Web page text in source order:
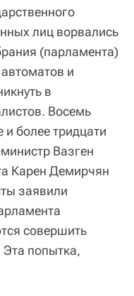
лиц ворвались
(парламента)
и
в
Восемь
более тридцати
Вазген
Карен Демирчян
заявили
совершить
Эта попытка,